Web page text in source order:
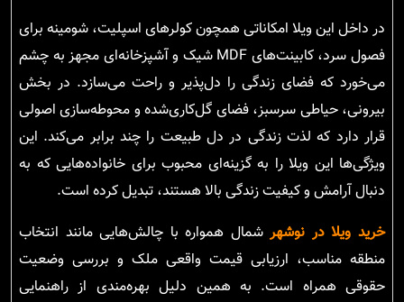
در داخل این ویلا امکاناتی همچون کولرهای اسپلیت، شومینه برای
فصول سرد، کابینت‌های MDF شیک و آشپزخانه‌ای مجهز به چشم
می‌خورد که فضای زندگی را دل‌پذیر و راحت می‌سازد. در بخش
بیرونی، حیاطی سرسبز، فضای گل‌کاری‌شده و محوطه‌سازی اصولی
قرار دارد که لذت زندگی در دل طبیعت را چند برابر می‌کند. این
ویژگی‌ها این ویلا را به گزینه‌ای محبوب برای خانواده‌هایی که به
دنبال آرامش و کیفیت زندگی بالا هستند، تبدیل کرده است.
خرید ویلا در نوشهرشمال همواره با چالش‌هایی مانند انتخاب
منطقه مناسب، ارزیابی قیمت واقعی ملک و بررسی وضعیت
حقوقی همراه است. به همین دلیل بهره‌مندی از راهنمایی